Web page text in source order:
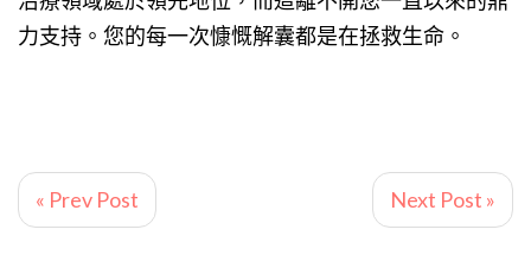
力支持。您的每一次慷慨解囊都是在拯救生命。
« Prev Post Next Post »